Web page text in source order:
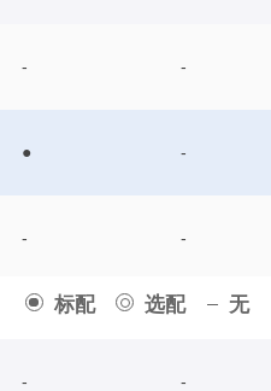
标配 选配 无
- -
● -
- -
- -